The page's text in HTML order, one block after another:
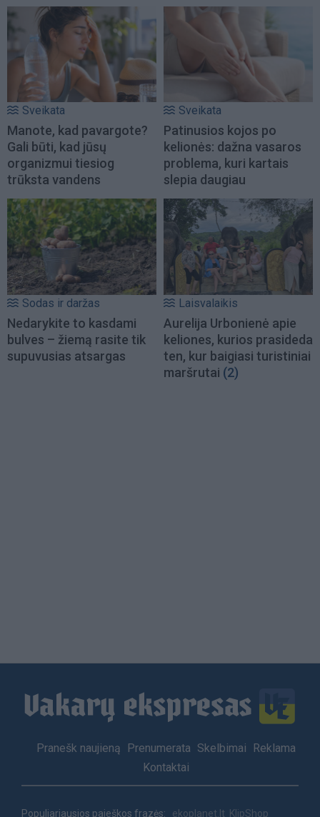
Sveikata
Manote, kad pavargote?
Gali būti, kad jūsų
organizmui tiesiog
trūksta vandens
Sveikata
Patinusios kojos po
kelionės: dažna vasaros
problema, kuri kartais
slepia daugiau
Sodas ir daržas
Nedarykite to kasdami
bulves – žiemą rasite tik
supuvusias atsargas
Laisvalaikis
Aurelija Urbonienė apie
keliones, kurios prasideda
ten, kur baigiasi turistiniai
maršrutai (2)
Footer
Pranešk naujieną Prenumerata Skelbimai
Reklama
Kontaktai
Populiariausios paieškos frazės: ekoplanet.lt KlipShop